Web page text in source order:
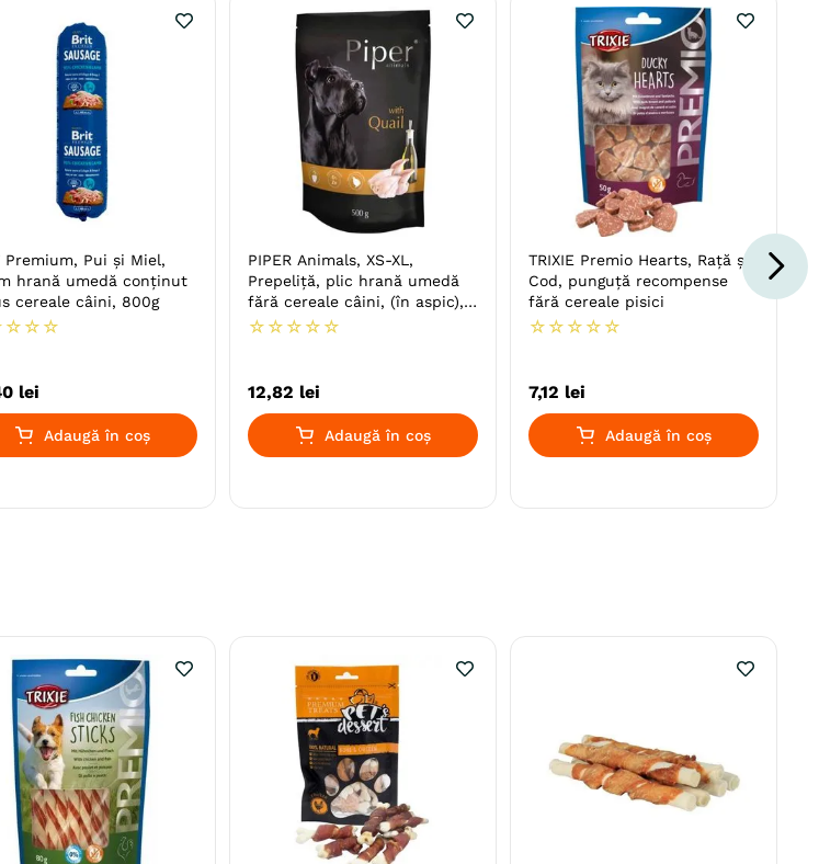
Premium, Pui și Miel,
hrană umedă conținut
cereale câini, 800g
☆ ☆ ☆
lei
Adaugă în coș
PIPER Animals, XS-XL,
Prepeliță, plic hrană umedă
fără cereale câini, (în aspic),
500g
☆ ☆ ☆ ☆ ☆
12,82 lei
Adaugă în coș
TRIXIE Premio Hearts, Rață și
Cod, punguță recompense
fără cereale pisici
☆ ☆ ☆ ☆ ☆
7,12 lei
Adaugă în coș